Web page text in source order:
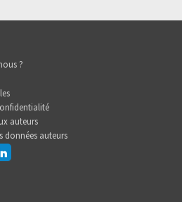
?
auteurs
données auteurs
Linkedin